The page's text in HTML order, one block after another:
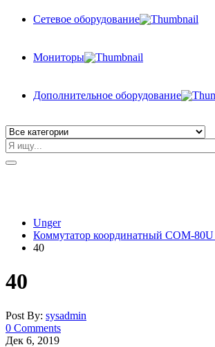
Сетевое оборудование
Мониторы
Дополнительное оборудование
Unger
Коммутатор координатный СОМ-
40
40
Post By: sysadmin
0 Comments
Дек 6, 2019